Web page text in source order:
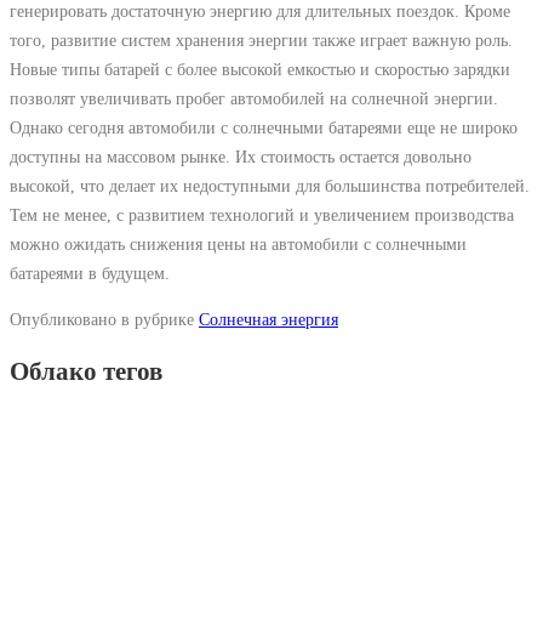
генерировать достаточную энергию для длительных поездок. Кроме
того, развитие систем хранения энергии также играет важную роль.
Новые типы батарей с более высокой емкостью и скоростью зарядки
позволят увеличивать пробег автомобилей на солнечной энергии.
Однако сегодня автомобили с солнечными батареями еще не широко
доступны на массовом рынке. Их стоимость остается довольно
высокой, что делает их недоступными для большинства потребителей.
Тем не менее, с развитием технологий и увеличением производства
можно ожидать снижения цены на автомобили с солнечными
батареями в будущем.
Опубликовано в рубрике Солнечная энергия
Облако тегов